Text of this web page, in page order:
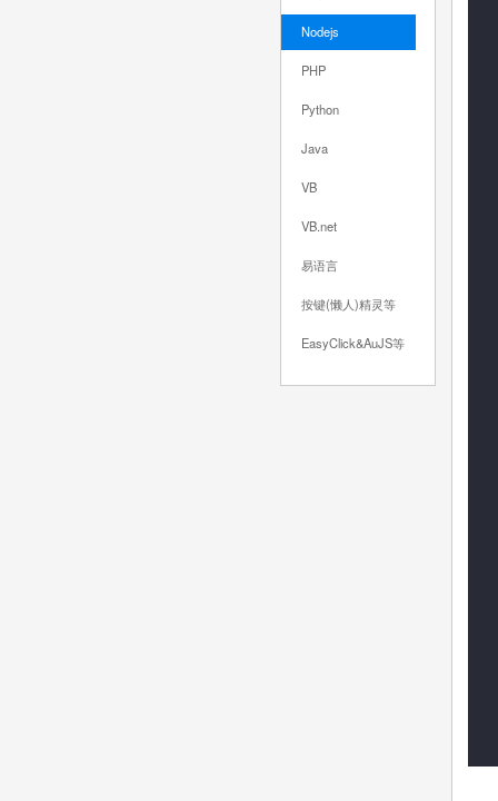
Nodejs
PHP
Python
Java
VB
VB.net
易语言
按键(懒人)精灵等
EasyClick&AuJS等